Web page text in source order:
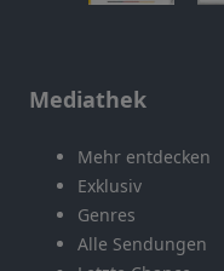
Mediathek
Mehr entdecken
Exklusiv
Genres
Alle Sendungen